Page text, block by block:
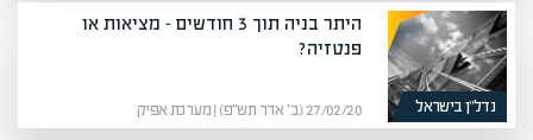
נדל”ן בישראל
היתר בניה תוך 3 חודשים – מציאות או
פנטזיה?
27/02/20 (ב׳ אדר תש״פ) | מערכת אפיק